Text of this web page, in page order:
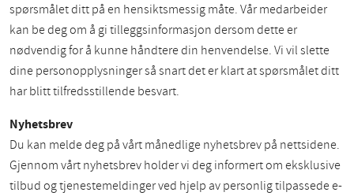
spørsmålet ditt på en hensiktsmessig måte. Vår medarbeider
kan be deg om å gi tilleggsinformasjon dersom dette er
nødvendig for å kunne håndtere din henvendelse. Vi vil slette
dine personopplysninger så snart det er klart at spørsmålet ditt
har blitt tilfredsstillende besvart.
Nyhetsbrev
Du kan melde deg på vårt månedlige nyhetsbrev på nettsidene.
Gjennom vårt nyhetsbrev holder vi deg informert om eksklusive
tilbud og tjenestemeldinger ved hjelp av personlig tilpassede e-